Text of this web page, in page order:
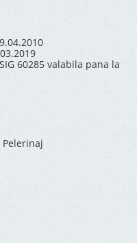
60285 valabila pana la